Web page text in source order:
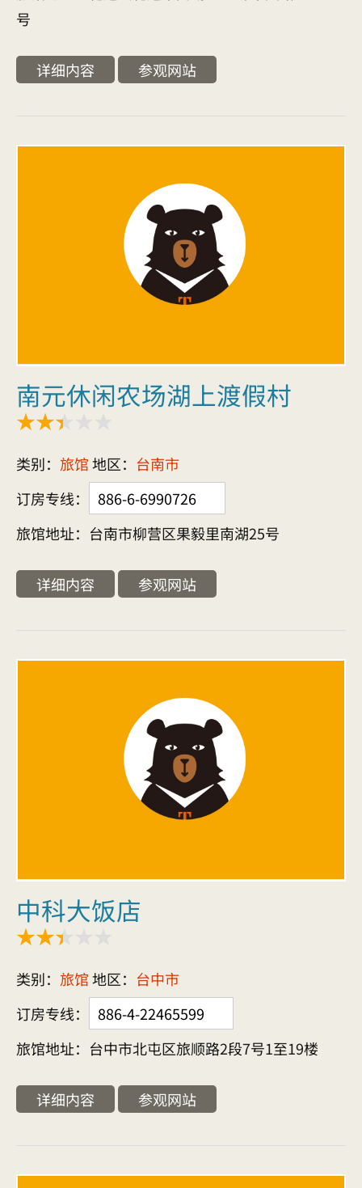
号
详细内容 参观网站
南元休闲农场湖上渡假村
类别： 旅馆地区： 台南市
订房专线：
886-6-6990726
旅馆地址：台南市柳营区果毅里南湖25号
详细内容 参观网站
中科大饭店
类别： 旅馆地区： 台中市
订房专线：
886-4-22465599
旅馆地址：台中市北屯区旅顺路2段7号1至19楼
详细内容 参观网站